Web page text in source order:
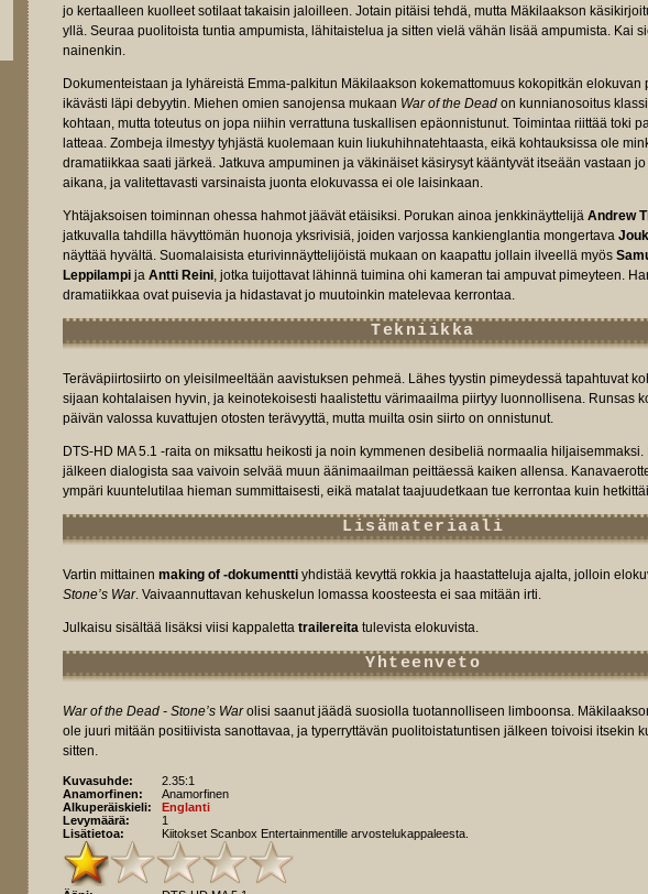
jo kertaalleen kuolleet sotilaat takaisin jaloilleen. Jotain pitäisi tehdä, mutta Mäkilaakson
yllä. Seuraa puolitoista tuntia ampumista, lähitaistelua ja sitten vielä vähän lisää ampumista. Kai
nainenkin.
Dokumenteistaan ja lyhäreistä Emma-palkitun Mäkilaakson kokemattomuus kokopitkän elokuvan
ikävästi läpi debyytin. Miehen omien sanojensa mukaan War of the Dead on kunnianosoitus
kohtaan, mutta toteutus on jopa niihin verrattuna tuskallisen epäonnistunut. Toimintaa riittää toki
latteaa. Zombeja ilmestyy tyhjästä kuolemaan kuin liukuhihnatehtaasta, eikä kohtauksissa ole
dramatiikkaa saati järkeä. Jatkuva ampuminen ja väkinäiset käsirysyt kääntyvät itseään vastaan
aikana, ja valitettavasti varsinaista juonta elokuvassa ei ole laisinkaan.
Yhtäjaksoisen toiminnan ohessa hahmot jäävät etäisiksi. Porukan ainoa jenkkinäyttelijä Andrew
jatkuvalla tahdilla hävyttömän huonoja yksrivisiä, joiden varjossa kankienglantia mongertava
näyttää hyvältä. Suomalaisista eturivinnäyttelijöistä mukaan on kaapattu jollain ilveellä myös
Leppilampi ja Antti Reini, jotka tuijottavat lähinnä tuimina ohi kameran tai ampuvat pimeyteen.
dramatiikkaa ovat puisevia ja hidastavat jo muutoinkin matelevaa kerrontaa.
Tekniikka
Teräväpiirtosiirto on yleisilmeeltään aavistuksen pehmeä. Lähes tyystin pimeydessä tapahtuvat
sijaan kohtalaisen hyvin, ja keinotekoisesti haalistettu värimaailma piirtyy luonnollisena. Runsas
päivän valossa kuvattujen otosten terävyyttä, mutta muilta osin siirto on onnistunut.
DTS-HD MA 5.1 -raita on miksattu heikosti ja noin kymmenen desibeliä normaalia
jälkeen dialogista saa vaivoin selvää muun äänimaailman peittäessä kaiken allensa.
ympäri kuuntelutilaa hieman summittaisesti, eikä matalat taajuudetkaan tue kerrontaa kuin
Lisämateriaali
Vartin mittainen making of -dokumentti yhdistää kevyttä rokkia ja haastatteluja ajalta, jolloin
Stone’s War. Vaivaannuttavan kehuskelun lomassa koosteesta ei saa mitään irti.
Julkaisu sisältää lisäksi viisi kappaletta trailereita tulevista elokuvista.
Yhteenveto
War of the Dead - Stone’s Warolisi saanut jäädä suosiolla tuotannolliseen limboonsa.
ole juuri mitään positiivista sanottavaa, ja typerryttävän puolitoistatuntisen jälkeen toivoisi itsekin
sitten.
Kuvasuhde:
2.35:1
Anamorfinen:
Anamorfinen
Alkuperäiskieli:
Englanti
Levymäärä:
1
Lisätietoa:
Kiitokset Scanbox Entertainmentille arvostelukappaleesta.